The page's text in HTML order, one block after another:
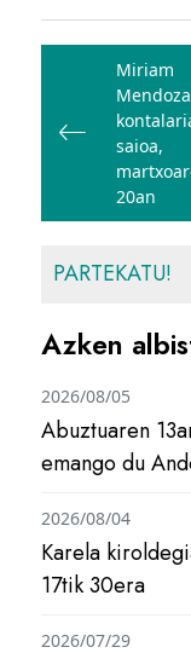
zehar
nabigatu
Miriam
saioa,
20an
PARTEKATU!
Azken
Abuztuaren
emango du
2026/08/05
Karela
17tik 30era
2026/08/04
2026/07/29